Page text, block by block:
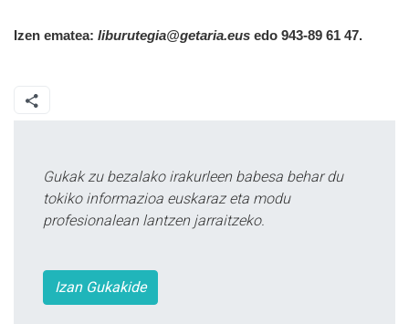
Izen ematea: liburutegia@getaria.eus edo 943-89 61 47.
Gukak zu bezalako irakurleen babesa behar du
tokiko informazioa euskaraz eta modu
profesionalean lantzen jarraitzeko.
Izan Gukakide